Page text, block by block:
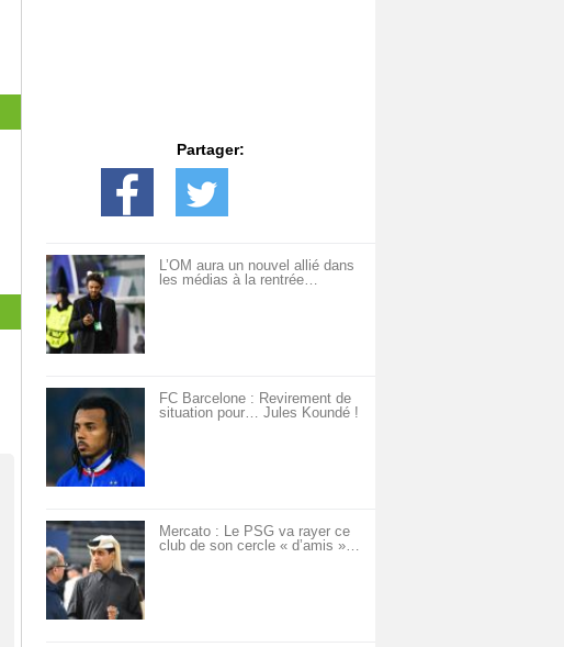
Partager:
L’OM aura un nouvel allié dans
les médias à la rentrée…
FC Barcelone : Revirement de
situation pour… Jules Koundé !
Mercato : Le PSG va rayer ce
club de son cercle « d’amis »…